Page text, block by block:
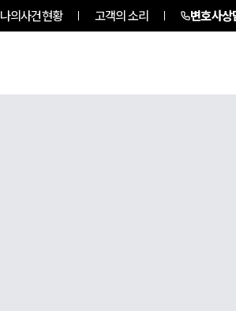
나의사건현황 고객의 소리 변호사상